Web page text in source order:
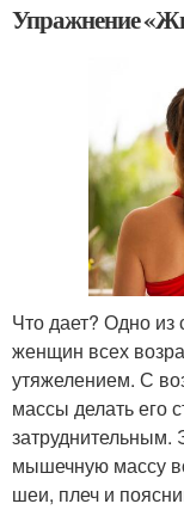
Упражнение
Что дает? Одно
женщин всех
утяжелением. С
массы делать его
затруднительным.
мышечную массу
шеи, плеч и